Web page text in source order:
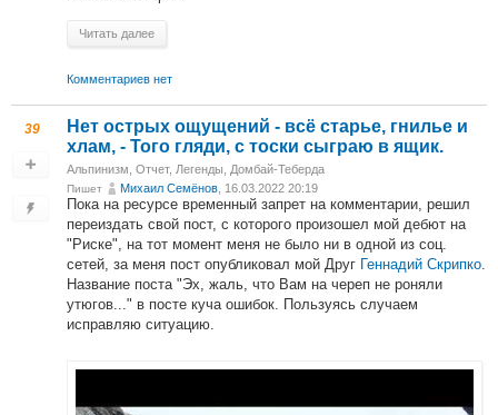
Читать далее
Комментариев нет
39
Нет острых ощущений - всё старье, гнилье и
хлам, - Того гляди, с тоски сыграю в ящик.
Альпинизм Отчет, Легенды Домбай-Теберда
Пишет Михаил Cемёнов , 16.03.2022 20:19
Пока на ресурсе временный запрет на комментарии, решил
переиздать свой пост, с которого произошел мой дебют на
"Риске", на тот момент меня не было ни в одной из соц.
сетей, за меня пост опубликовал мой Друг Геннадий Скрипко
Название поста "Эх, жаль, что Вам на череп не роняли
утюгов..." в посте куча ошибок. Пользуясь случаем
исправляю ситуацию.